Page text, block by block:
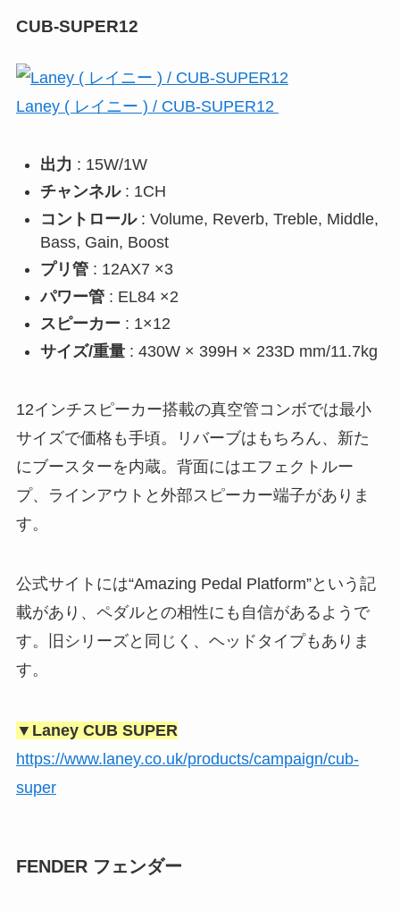
CUB-SUPER12
Laney ( レイニー ) / CUB-SUPER12
出力 : 15W/1W
チャンネル: 1CH
コントロール: Volume, Reverb, Treble, Middle,
Bass, Gain, Boost
プリ管: 12AX7 ×3
パワー管: EL84 ×2
スピーカー : 1×12
サイズ/重量: 430W × 399H × 233D mm/11.7kg
12インチスピーカー搭載の真空管コンボでは最小
サイズで価格も手頃。リバーブはもちろん、新た
にブースターを内蔵。背面にはエフェクトルー
プ、ラインアウトと外部スピーカー端子がありま
す。
公式サイトには“Amazing Pedal Platform”という記
載があり、ペダルとの相性にも自信があるようで
す。旧シリーズと同じく、ヘッドタイプもありま
す。
▼Laney CUB SUPER
https://www.laney.co.uk/products/campaign/cub-
super
FENDER フェンダー